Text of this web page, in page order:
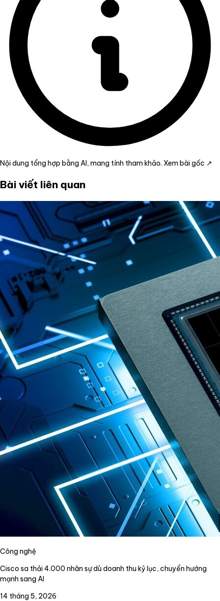
Nội dung tổng hợp bằng AI, mang tính tham khảo. Xem bài gốc ↗
Bài viết liên quan
Công nghệ
Cisco sa thải 4.000 nhân sự dù doanh thu kỷ lục, chuyển hướng
mạnh sang AI
14 tháng 5, 2026